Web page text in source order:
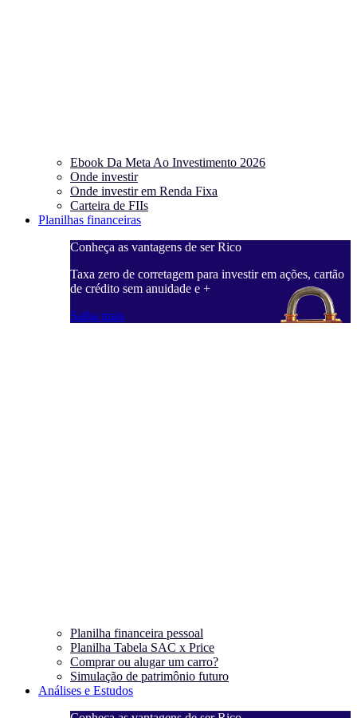
Ebook Da Meta Ao Investimento 2026
Onde investir
Onde investir em Renda Fixa
Carteira de FIIs
Planilhas financeiras
Conheça as vantagens de ser Rico
Taxa zero de corretagem para investir em ações, cartão
de crédito sem anuidade e +
Saiba mais
Planilha financeira pessoal
Planilha Tabela SAC x Price
Comprar ou alugar um carro?
Simulação de patrimônio futuro
Análises e Estudos